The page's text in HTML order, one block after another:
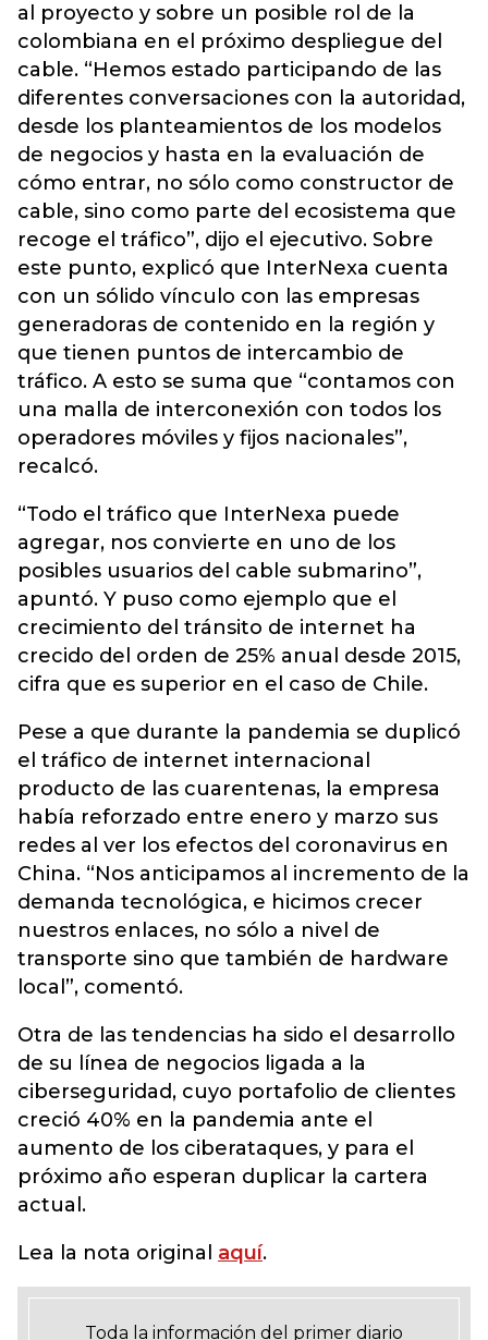
al proyecto y sobre un posible rol de la
colombiana en el próximo despliegue del
cable. “Hemos estado participando de las
diferentes conversaciones con la autoridad,
desde los planteamientos de los modelos
de negocios y hasta en la evaluación de
cómo entrar, no sólo como constructor de
cable, sino como parte del ecosistema que
recoge el tráfico”, dijo el ejecutivo. Sobre
este punto, explicó que InterNexa cuenta
con un sólido vínculo con las empresas
generadoras de contenido en la región y
que tienen puntos de intercambio de
tráfico. A esto se suma que “contamos con
una malla de interconexión con todos los
operadores móviles y fijos nacionales”,
recalcó.
“Todo el tráfico que InterNexa puede
agregar, nos convierte en uno de los
posibles usuarios del cable submarino”,
apuntó. Y puso como ejemplo que el
crecimiento del tránsito de internet ha
crecido del orden de 25% anual desde 2015,
cifra que es superior en el caso de Chile.
Pese a que durante la pandemia se duplicó
el tráfico de internet internacional
producto de las cuarentenas, la empresa
había reforzado entre enero y marzo sus
redes al ver los efectos del coronavirus en
China. “Nos anticipamos al incremento de la
demanda tecnológica, e hicimos crecer
nuestros enlaces, no sólo a nivel de
transporte sino que también de hardware
local”, comentó.
Otra de las tendencias ha sido el desarrollo
de su línea de negocios ligada a la
ciberseguridad, cuyo portafolio de clientes
creció 40% en la pandemia ante el
aumento de los ciberataques, y para el
próximo año esperan duplicar la cartera
actual.
Lea la nota original aquí.
Toda la información del primer diario